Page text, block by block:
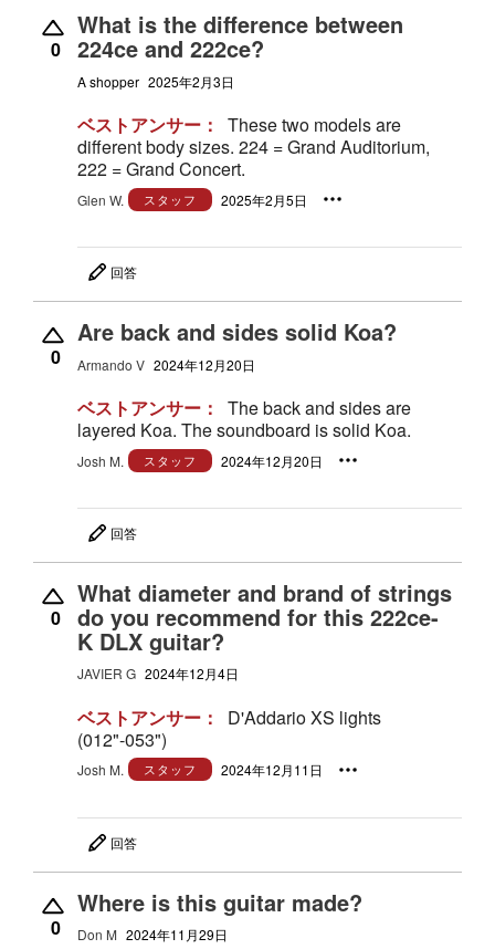
0
What is the difference between
224ce and 222ce?
A shopper 2025年2月3日
ベストアンサー：
These two models are
different body sizes. 224 = Grand Auditorium,
222 = Grand Concert.
Glen W. スタッフ 2025年2月5日
回答
0
Are back and sides solid Koa?
Armando V 2024年12月20日
ベストアンサー：
The back and sides are
layered Koa. The soundboard is solid Koa.
Josh M. スタッフ 2024年12月20日
回答
0
What diameter and brand of strings
do you recommend for this 222ce-
K DLX guitar?
JAVIER G 2024年12月4日
ベストアンサー：
D'Addario XS lights
(012"-053")
Josh M. スタッフ 2024年12月11日
回答
0
Where is this guitar made?
Don M 2024年11月29日